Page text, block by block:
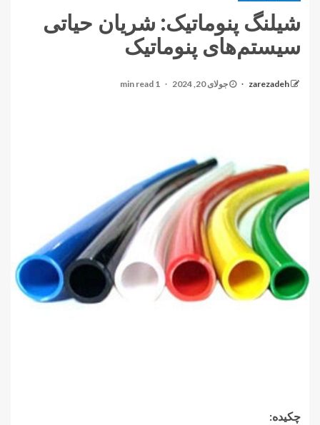
شیلنگ پنوماتیک: شریان حیاتی
سیستم‌های پنوماتیک
zarezadeh جولای 20, 2024 1 min read
چکیده: